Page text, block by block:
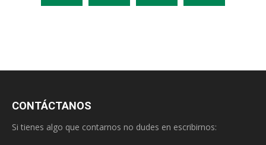
CONTÁCTANOS
Si tienes algo que contarnos no dudes en escribirnos: